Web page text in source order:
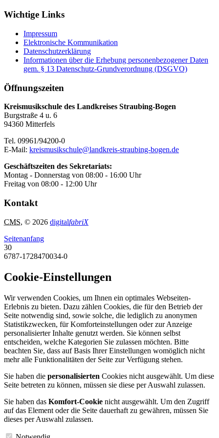
Wichtige Links
Impressum
Elektronische Kommunikation
Datenschutzerklärung
Informationen über die Erhebung personenbezogener Daten
gem. § 13 Datenschutz-Grundverordnung (DSGVO)
Öffnungszeiten
Kreismusikschule des Landkreises Straubing-Bogen
Burgstraße 4 u. 6
94360 Mitterfels
Tel. 09961/94200-0
E-Mail: kreismusikschule@landkreis-straubing-bogen.de
Geschäftszeiten des Sekretariats:
Montag - Donnerstag von 08:00 - 16:00 Uhr
Freitag von 08:00 - 12:00 Uhr
Kontakt
CMS, © 2026 digitalfabriX
Seitenanfang
30
6787-1728470034-0
Cookie-Einstellungen
Wir verwenden Cookies, um Ihnen ein optimales Webseiten-
Erlebnis zu bieten. Dazu zählen Cookies, die für den Betrieb der
Seite notwendig sind, sowie solche, die lediglich zu anonymen
Statistikzwecken, für Komforteinstellungen oder zur Anzeige
personalisierter Inhalte genutzt werden. Sie können selbst
entscheiden, welche Kategorien Sie zulassen möchten. Bitte
beachten Sie, dass auf Basis Ihrer Einstellungen womöglich nicht
mehr alle Funktionalitäten der Seite zur Verfügung stehen.
Sie haben die personalisierten Cookies nicht ausgewählt. Um diese
Seite betreten zu können, müssen sie diese per Auswahl zulassen.
Sie haben das Komfort-Cookie nicht ausgewählt. Um den Zugriff
auf das Element oder die Seite dauerhaft zu gewähren, müssen Sie
dieses per Auswahl zulassen.